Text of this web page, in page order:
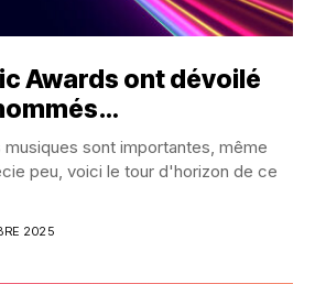
Awards ont dévoilé
sont importantes, même
peu, voici le tour d'horizon de ce
2025